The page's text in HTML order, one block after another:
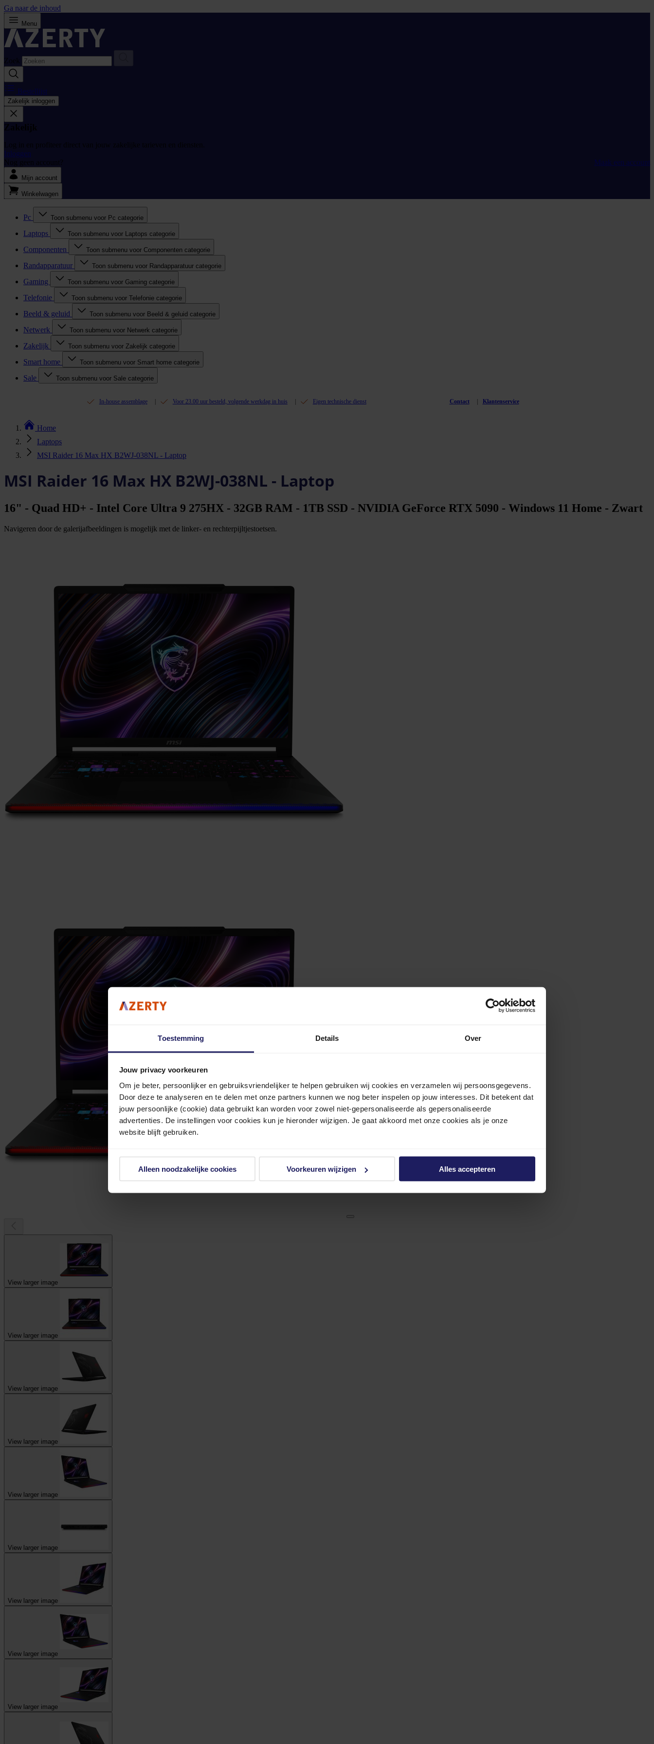
Toestemming Details Over
Jouw privacy voorkeuren
Om je beter, persoonlijker en gebruiksvriendelijker te helpen gebruiken wij cookies en verzamelen wij persoonsgegevens.
Door deze te analyseren en te delen met onze partners kunnen we nog beter inspelen op jouw interesses. Dit betekent dat
jouw persoonlijke (cookie) data gebruikt kan worden voor zowel niet-gepersonaliseerde als gepersonaliseerde
advertenties. De instellingen voor cookies kun je hieronder wijzigen. Je gaat akkoord met onze cookies als je onze
website blijft gebruiken.
Alleen noodzakelijke cookies Voorkeuren wijzigen Alles accepteren
Ga naar de inhoud
Menu
Zoek
Bestellijst
Zakelijk inloggen
Zakelijk
Log in en profiteer direct van jouw zakelijke tarieven en diensten.
Inloggen
Nog geen account?
Maak een account
Mijn account
Winkelwagen
Pc Toon submenu voor Pc categorie
Laptops Toon submenu voor Laptops categorie
Componenten Toon submenu voor Componenten categorie
Randapparatuur Toon submenu voor Randapparatuur categorie
Gaming Toon submenu voor Gaming categorie
Telefonie Toon submenu voor Telefonie categorie
Beeld & geluid Toon submenu voor Beeld & geluid categorie
Netwerk Toon submenu voor Netwerk categorie
Zakelijk Toon submenu voor Zakelijk categorie
Smart home Toon submenu voor Smart home categorie
Sale Toon submenu voor Sale categorie
In-house assemblage Voor 23.00 uur besteld, volgende werkdag in huis Eigen technische dienst Contact Klantenservice
Home
Laptops
MSI Raider 16 Max HX B2WJ-038NL - Laptop
MSI Raider 16 Max HX B2WJ-038NL - Laptop
16" - Quad HD+ - Intel Core Ultra 9 275HX - 32GB RAM - 1TB SSD - NVIDIA GeForce RTX 5090 - Windows 11 Home - Zwart
Navigeren door de galerijafbeeldingen is mogelijk met de linker- en rechterpijltjestoetsen.
View larger image
View larger image
View larger image
View larger image
View larger image
View larger image
View larger image
View larger image
View larger image